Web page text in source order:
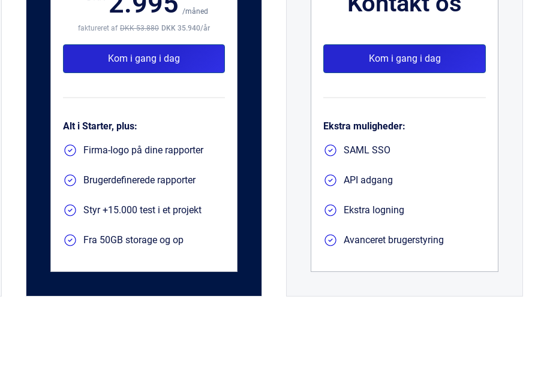
/måned
faktureret af DKK 53.880 DKK 35.940/år
Kom i gang i dag
Alt i Starter, plus:
Firma-logo på dine rapporter
Brugerdefinerede rapporter
Styr +15.000 test i et projekt
Fra 50GB storage og op
Kom i gang i dag
Ekstra muligheder:
SAML SSO
API adgang
Ekstra logning
Avanceret brugerstyring